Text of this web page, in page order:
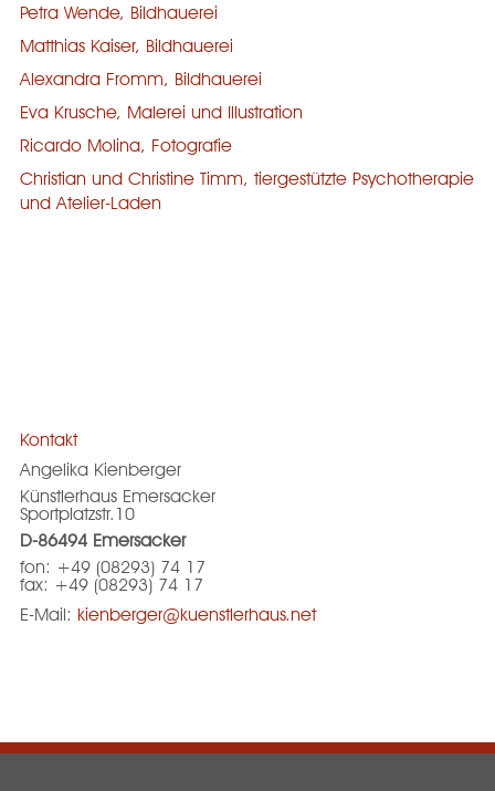
Petra Wende, Bildhauerei
Matthias Kaiser, Bildhauerei
Alexandra Fromm, Bildhauerei
Eva Krusche, Malerei und Illustration
Ricardo Molina, Fotografie
Christian und Christine Timm, tiergestützte Psychotherapie
und Atelier-Laden
Kontakt
Angelika Kienberger
Künstlerhaus Emersacker
Sportplatzstr.10
D-86494 Emersacker
fon: +49 (08293) 74 17
fax: +49 (08293) 74 17
E-Mail: kienberger@kuenstlerhaus.net